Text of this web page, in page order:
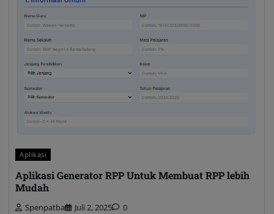
Aplikasi
Aplikasi Generator RPP Untuk Membuat RPP lebih
Mudah
Spenpatba Juli 2, 2025 0